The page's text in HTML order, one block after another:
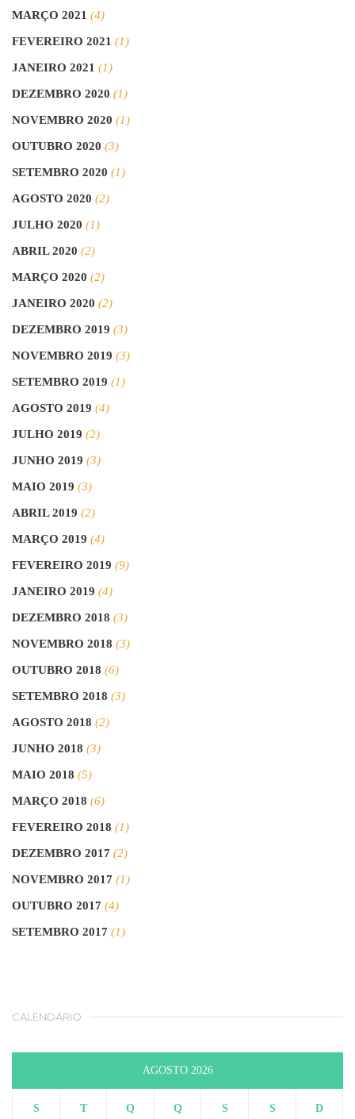
MARÇO 2021 (4)
FEVEREIRO 2021 (1)
JANEIRO 2021 (1)
DEZEMBRO 2020 (1)
NOVEMBRO 2020 (1)
OUTUBRO 2020 (3)
SETEMBRO 2020 (1)
AGOSTO 2020 (2)
JULHO 2020 (1)
ABRIL 2020 (2)
MARÇO 2020 (2)
JANEIRO 2020 (2)
DEZEMBRO 2019 (3)
NOVEMBRO 2019 (3)
SETEMBRO 2019 (1)
AGOSTO 2019 (4)
JULHO 2019 (2)
JUNHO 2019 (3)
MAIO 2019 (3)
ABRIL 2019 (2)
MARÇO 2019 (4)
FEVEREIRO 2019 (9)
JANEIRO 2019 (4)
DEZEMBRO 2018 (3)
NOVEMBRO 2018 (3)
OUTUBRO 2018 (6)
SETEMBRO 2018 (3)
AGOSTO 2018 (2)
JUNHO 2018 (3)
MAIO 2018 (5)
MARÇO 2018 (6)
FEVEREIRO 2018 (1)
DEZEMBRO 2017 (2)
NOVEMBRO 2017 (1)
OUTUBRO 2017 (4)
SETEMBRO 2017 (1)
CALENDÁRIO
AGOSTO 2026
S T Q Q S S D